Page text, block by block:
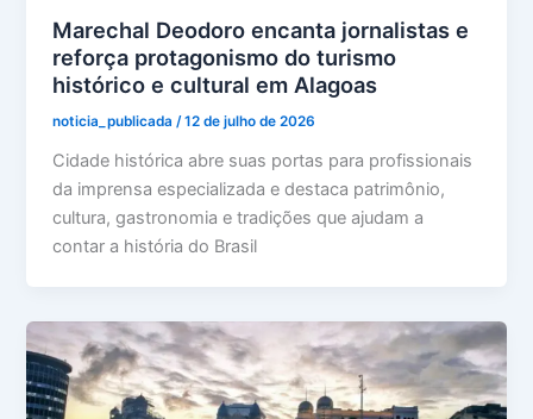
Marechal Deodoro encanta jornalistas e
reforça protagonismo do turismo
histórico e cultural em Alagoas
noticia_publicada/12 de julho de 2026
Cidade histórica abre suas portas para profissionais
da imprensa especializada e destaca patrimônio,
cultura, gastronomia e tradições que ajudam a
contar a história do Brasil